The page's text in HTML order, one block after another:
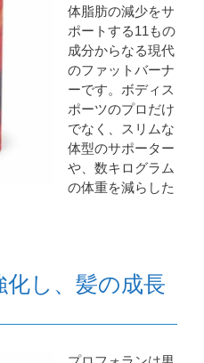
体脂肪の減少をサ
ポートする1​​1もの
成分からなる現代
のファットバーナ
ーです。ボディス
ポーツのプロだけ
でなく、スリムな
体型のサポーター
や、数キログラム
の体重を減らした
化し、髪の成長